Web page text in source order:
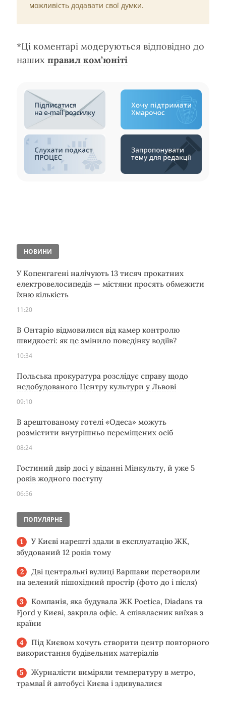
можливість додавати свої думки.
*Ці коментарі модеруються відповідно до
наших правил ком’юніті
НОВИНИ
У Копенгагені налічують 13 тисяч прокатних
електровелосипедів — містяни просять обмежити
їхню кількість
11:20
В Онтаріо відмовилися від камер контролю
швидкості: як це змінило поведінку водіїв?
10:34
Польська прокуратура розслідує справу щодо
недобудованого Центру культури у Львові
09:10
В арештованому готелі «Одеса» можуть
розмістити внутрішньо переміщених осіб
08:24
Гостиний двір досі у віданні Мінкульту, й уже 5
років жодного поступу
06:56
ПОПУЛЯРНЕ
У Києві нарешті здали в експлуатацію ЖК,
збудований 12 років тому
Дві центральні вулиці Варшави перетворили
на зелений пішохідний простір (фото до і після)
Компанія, яка будувала ЖК Poetica, Diadans та
Fjord у Києві, закрила офіс. А співвласник виїхав з
країни
Під Києвом хочуть створити центр повторного
використання будівельних матеріалів
Журналісти виміряли температуру в метро,
трамваї й автобусі Києва і здивувалися